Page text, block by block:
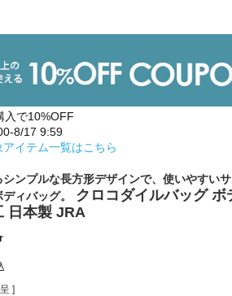
入で10%OFF
8/17 9:59
イテム一覧はこちら
ンプルな長方形デザインで、使いやすい
ィバッグ。
クロコダイルバッグ ボ
日本製 JRA
]